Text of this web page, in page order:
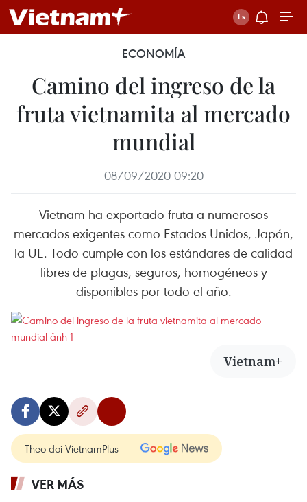
ECONOMÍA
Camino del ingreso de la
fruta vietnamita al mercado
mundial
08/09/2020 09:20
Vietnam ha exportado fruta a numerosos
mercados exigentes como Estados Unidos, Japón,
la UE. Todo cumple con los estándares de calidad
libres de plagas, seguros, homogéneos y
disponibles por todo el año.
Vietnam+
Theo dõi VietnamPlus
VER MÁS